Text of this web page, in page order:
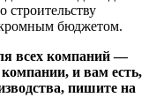
строительству
бюджетом.
всех компаний —
и вам есть,
пишите на